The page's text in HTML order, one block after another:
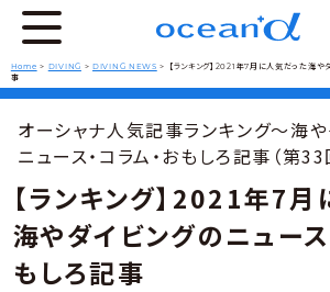
Home > DIVING >DIVING NEWS >
【ランキング】2021年7月に人気だった海や
事
オーシャナ人気記事ランキング～海
ニュース・コラム・おもしろ記事（第33
【ランキング】2021年7月
海やダイビングのニュース
もしろ記事